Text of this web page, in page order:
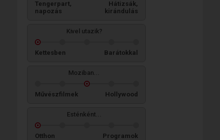
Tengerpart,
napozás
Hátizsák,
kirándulás
Kivel utazik?
Kettesben Barátokkal
Moziban...
Művészfilmek Hollywood
Esténként...
Otthon Programok